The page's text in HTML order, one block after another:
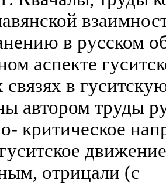
в русском
аспекте
связях в
автором труды
критическое
отрицали (с